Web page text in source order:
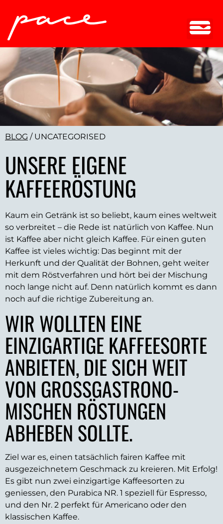
BLOG / UNCATEGORISED
UNSERE EIGENE
KAFFEERÖSTUNG
Kaum ein Getränk ist so beliebt, kaum eines weltweit
so verbreitet – die Rede ist natürlich von Kaffee. Nun
ist Kaffee aber nicht gleich Kaffee. Für einen guten
Kaffee ist vieles wichtig: Das beginnt mit der
Herkunft und der Qualität der Bohnen, geht weiter
mit dem Röstverfahren und hört bei der Mischung
noch lange nicht auf. Denn natürlich kommt es dann
noch auf die richtige Zubereitung an.
WIR WOLLTEN EINE
EINZIGARTIGE KAFFEESORTE
ANBIETEN, DIE SICH WEIT
VON GROSS­GASTRONO­M
ISCHEN RÖSTUNGEN A
BHEBEN SOLLTE.
Ziel war es, einen tatsächlich fairen Kaffee mit
ausgezeichnetem Geschmack zu kreieren. Mit Erfolg!
Es gibt nun zwei einzigartige Kaffeesorten zu
geniessen, den Purabica NR. 1 speziell für Espresso,
und den Nr. 2 perfekt für Americano oder den
klassischen Kaffee.